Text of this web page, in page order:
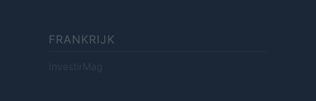
FRANKRIJK
InvestirMag